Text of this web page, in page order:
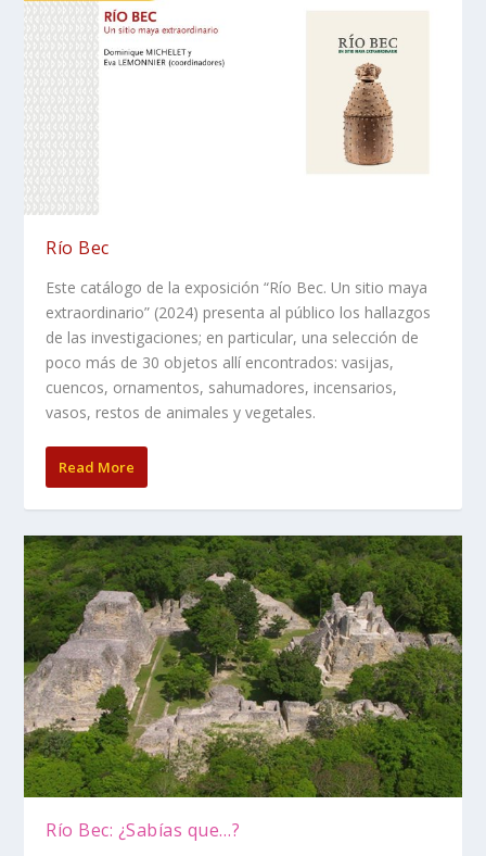
Río Bec
Este catálogo de la exposición “Río Bec. Un sitio maya
extraordinario” (2024) presenta al público los hallazgos
de las investigaciones; en particular, una selección de
poco más de 30 objetos allí encontrados: vasijas,
cuencos, ornamentos, sahumadores, incensarios,
vasos, restos de animales y vegetales.
Read More
Río Bec: ¿Sabías que…?